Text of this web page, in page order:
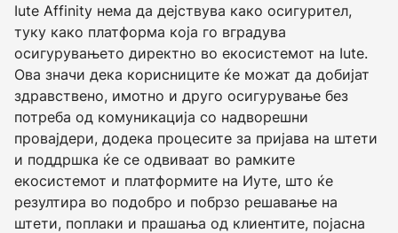
Iute Affinity нема да дејствува како осигурител,
туку како платформа која го вградува
осигурувањето директно во екосистемот на Iute.
Ова значи дека корисниците ќе можат да добијат
здравствено, имотно и друго осигурување без
потреба од комуникација со надворешни
провајдери, додека процесите за пријава на штети
и поддршка ќе се одвиваат во рамките
екосистемот и платформите на Иуте, што ќе
резултира во подобро и побрзо решавање на
штети, поплаки и прашања од клиентите, појасна